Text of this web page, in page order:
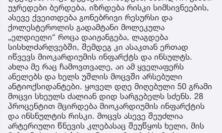
უჯრედები ბერდება, იზრდება რისკი სიმსივნეების,
ასევე ქვეითდება გონებრივი რესურსი და
ქოლესტეროლის გადამტანი მოლეკულა
„ელდიელი“ როცა დაიჟანგება, ლაგდება
სისხლძარღვებში, შემდეგ კი ასაკთან ერთად
იწვევს მიოკარდიუმის ინფარქტს და ინსულტს.
ახლა მე რაც ჩამოვთვალე, აი ამ ყველაფერს
ანელებს და ხელს უშლის მოცვში არსებული
ანტიოქსიდანტები. ყოველ დღე მიღებული 50 გრამი
მოცვი სხეულს ძალიან დიდ სარგებელს სძენს. 28
პროცენტით მცირდება მიოკარდიუმის ინფარქტის
და ინსნულტის რისკი. მოცვს ასევე შეუძლია
არტერიული წნევის კლებასაც შეუწყოს ხელი, მის